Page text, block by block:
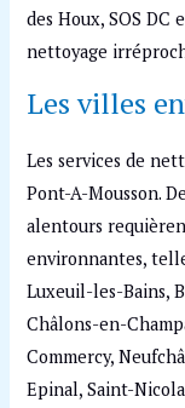
des Houx, SOS
nettoyage
Les villes
Les services de
Pont-A-Mousson.
alentours
environnantes,
Luxeuil-les-Bains,
Châlons-en-
Commercy,
Epinal, Saint-